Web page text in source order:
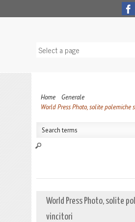
Home
Generale
World Press Photo, solite polemiche
World Press Photo, solite
vincitori